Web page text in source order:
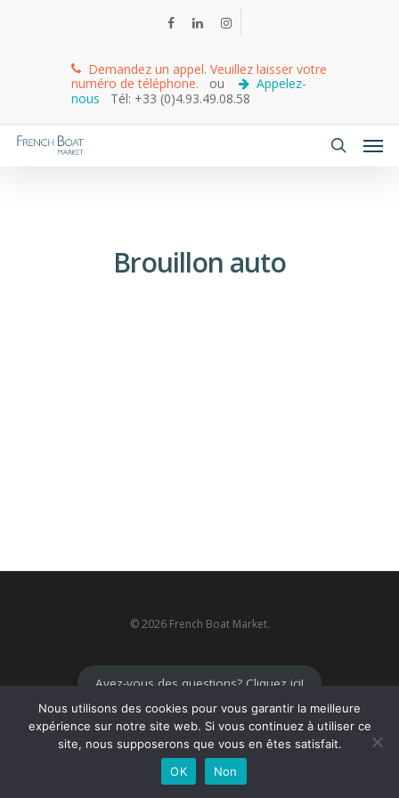
Demandez un appel. Veuillez laisser votre
numéro de téléphone. ou
Appelez-
nous
Tél: +33 (0)4.93.49.08.58
Brouillon auto
© 2026 French Boat Market.
Avez-vous des questions? Cliquez ici!
Nous utilisons des cookies pour vous garantir la meilleure
expérience sur notre site web. Si vous continuez à utiliser ce
site, nous supposerons que vous en êtes satisfait.
OK
Non